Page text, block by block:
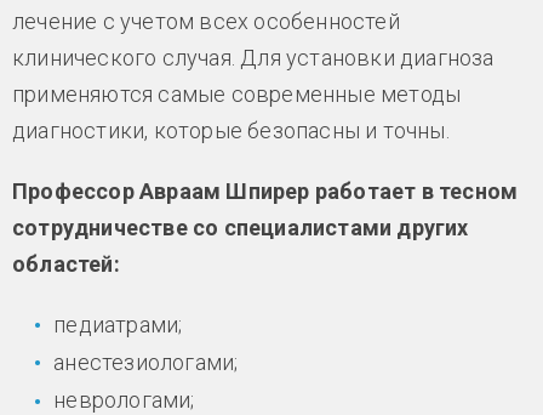
лечение с учетом всех особенностей
клинического случая. Для установки диагноза
применяются самые современные методы
диагностики, которые безопасны и точны.
Профессор Авраам Шпирер работает в тесном
сотрудничестве со специалистами других
областей:
педиатрами;
анестезиологами;
неврологами;